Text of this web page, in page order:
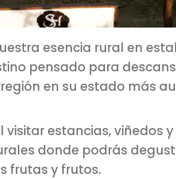
esencia rural en
pensado para
en su estado más
estancias, viñedos
donde podrás
frutas y frutos.